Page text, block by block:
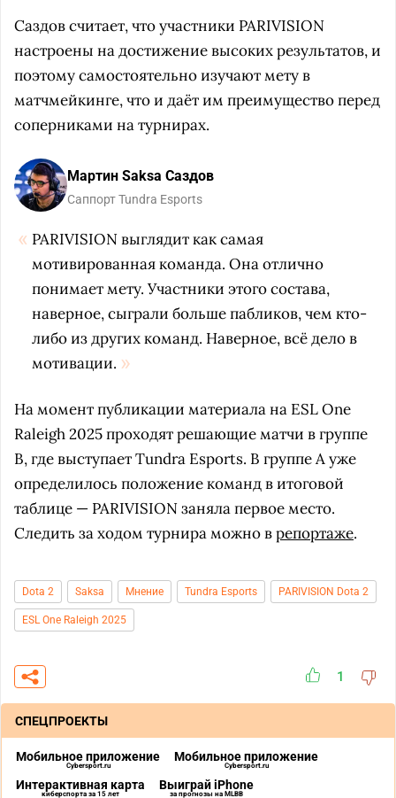
Саздов считает, что участники PARIVISION
настроены на достижение высоких результатов, и
поэтому самостоятельно изучают мету в
матчмейкинге, что и даёт им преимущество перед
соперниками на турнирах.
Мартин Saksa Саздов
Саппорт Tundra Esports
PARIVISION выглядит как самая
мотивированная команда. Она отлично
понимает мету. Участники этого состава,
наверное, сыграли больше пабликов, чем кто-
либо из других команд. Наверное, всё дело в
мотивации.
На момент публикации материала на ESL One
Raleigh 2025 проходят решающие матчи в группе
B, где выступает Tundra Esports. В группе A уже
определилось положение команд в итоговой
таблице — PARIVISION заняла первое место.
Следить за ходом турнира можно врепортаже.
Dota 2 Saksa Мнение Tundra Esports PARIVISION Dota 2
ESL One Raleigh 2025
1
СПЕЦПРОЕКТЫ
Мобильное приложение
Cybersport.ru
Мобильное приложение
Cybersport.ru
Интерактивная карта
киберспорта за 15 лет
Выиграй iPhone
за прогнозы на MLBB